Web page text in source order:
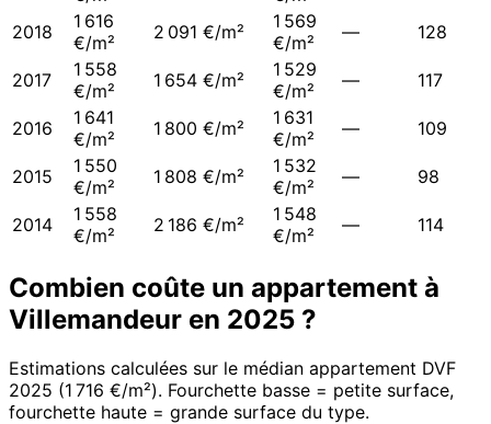
2018
1 616
€/m²
2 091 €/m²
1 569
€/m²
— 128
2017
1 558
€/m²
1 654 €/m²
1 529
€/m²
— 117
2016
1 641
€/m²
1 800 €/m²
1 631
€/m²
— 109
2015
1 550
€/m²
1 808 €/m²
1 532
€/m²
— 98
2014
1 558
€/m²
2 186 €/m²
1 548
€/m²
— 114
Combien coûte un appartement à
Villemandeur en 2025 ?
Estimations calculées sur le médian appartement DVF
2025 (1 716 €/m²). Fourchette basse = petite surface,
fourchette haute = grande surface du type.